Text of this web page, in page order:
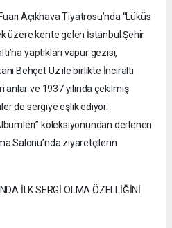
Açıkhava Tiyatrosu’nda “Lüküs
üzere kente gelen İstanbul Şehir
yaptıkları vapur gezisi,
Behçet Uz ile birlikte İnciraltı
ve 1937 yılında çekilmiş
de sergiye eşlik ediyor.
koleksiyonundan derlenen
Salonu’nda ziyaretçilerin
İLK SERGİ OLMA ÖZELLİĞİNİ